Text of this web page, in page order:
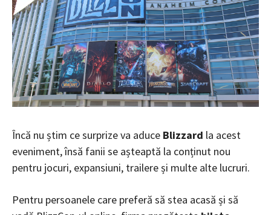
Încă nu știm ce surprize va aduce Blizzard la acest
eveniment, însă fanii se așteaptă la conținut nou
pentru jocuri, expansiuni, trailere și multe alte lucruri.
Pentru persoanele care preferă să stea acasă și să